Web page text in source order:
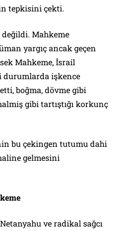
tepkisini çekti.
değildi. Mahkeme
yargıç ancak geçen
Mahkeme, İsrail
işkence
boğma, dövme gibi
gibi tartıştığı korkunç
bu çekingen tutumu dahi
gelmesini
ve radikal sağcı